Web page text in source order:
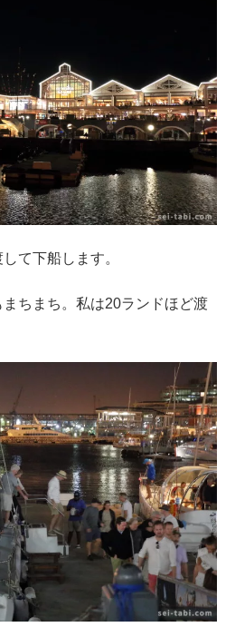
て下船します。
ちまち。私は20ランドほど渡